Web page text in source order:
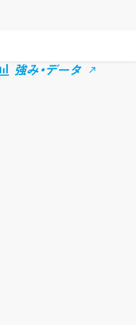
強み・データ